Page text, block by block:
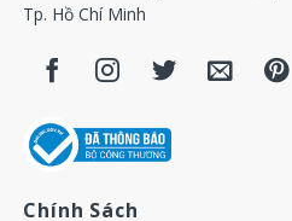
Tp. Hồ Chí Minh
Chính Sách